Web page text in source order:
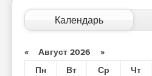
Календарь
« Август 2026 »
Пн
Вт Ср Чт